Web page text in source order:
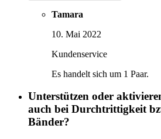
Tamara
10. Mai 2022
Kundenservice
Es handelt sich um 1 Paar.
Unterstützen oder
auch bei Durchtrittigkeit
Bänder?